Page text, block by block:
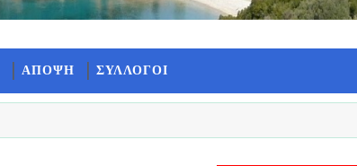
ΑΠΟΨΗ ΣΥΛΛΟΓΟΙ